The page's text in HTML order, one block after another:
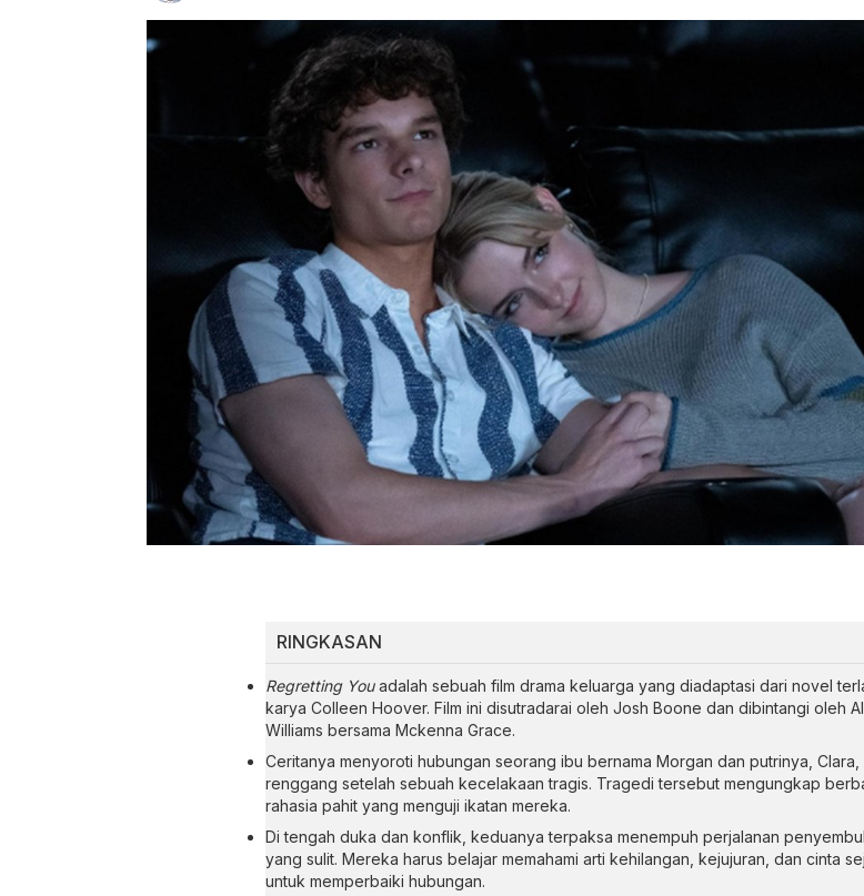
RINGKASAN
Regretting Youadalah sebuah film drama keluarga yang diadaptasi dari novel
karya Colleen Hoover. Film ini disutradarai oleh Josh Boone dan dibintangi oleh
Williams bersama Mckenna Grace.
Ceritanya menyoroti hubungan seorang ibu bernama Morgan dan putrinya, Clara,
renggang setelah sebuah kecelakaan tragis. Tragedi tersebut mengungkap
rahasia pahit yang menguji ikatan mereka.
Di tengah duka dan konflik, keduanya terpaksa menempuh perjalanan
yang sulit. Mereka harus belajar memahami arti kehilangan, kejujuran, dan cinta
untuk memperbaiki hubungan.